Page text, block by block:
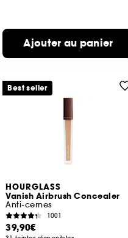
Ajouter au panier
HOURGLASS
Vanish Airbrush Concealer
Anti-cernes
1001
39,90€
Best seller